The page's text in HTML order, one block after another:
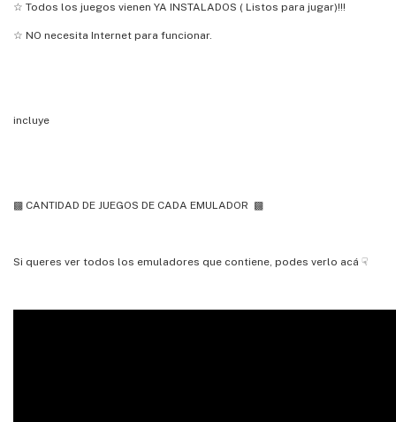
☆ Todos los juegos vienen YA INSTALADOS ( Listos para jugar)!!!
☆ NO necesita Internet para funcionar.
incluye
▩ CANTIDAD DE JUEGOS DE CADA EMULADOR ▩
Si queres ver todos los emuladores que contiene, podes verlo acá ☟